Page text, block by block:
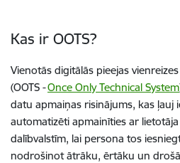
Kas ir OOTS?
Vienotās digitālās pieejas
(OOTS -Once Only Technical System
datu apmaiņas risinājums, kas ļauj
automatizēti apmainīties ar
dalībvalstīm, lai persona tos
nodrošinot ātrāku, ērtāku un